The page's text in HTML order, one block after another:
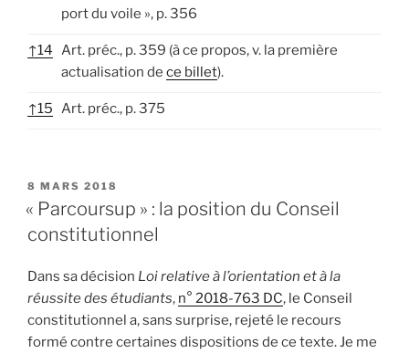
port du voile », p. 356
↑14 Art. préc., p. 359 (à ce propos, v. la première
actualisation de ce billet).
↑15 Art. préc., p. 375
PUBLIÉ
LE
8 MARS 2018
« Parcoursup » : la position du Conseil
constitutionnel
Dans sa décision Loi relative à l’orientation et à la
réussite des étudiants, n° 2018-763 DC, le Conseil
constitutionnel a, sans surprise, rejeté le recours
formé contre certaines dispositions de ce texte. Je me